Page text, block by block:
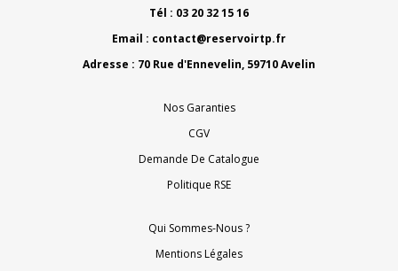
Tél : 03 20 32 15 16
Email : contact@reservoirtp.fr
Adresse : 70 Rue d'Ennevelin, 59710 Avelin
Nos Garanties
CGV
Demande De Catalogue
Politique RSE
Qui Sommes-Nous ?
Mentions Légales